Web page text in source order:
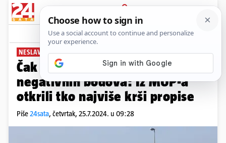
PRIJAVA
News Komentari
NESLAVNA STATISTIKA
Čak 4.000 Hrvata ima više od 9
negativnih bodova: Iz MUP-a
otkrili tko najviše krši propise
Piše24sata, četvrtak, 25.7.2024. u 09:28